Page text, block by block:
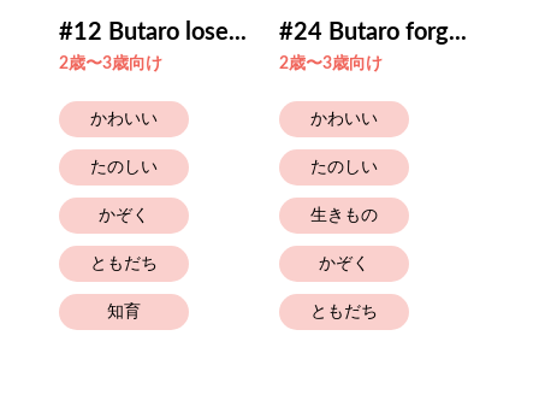
#12 Butaro lose...
2歳〜3歳向け
かわいい
たのしい
かぞく
ともだち
知育
#24 Butaro forg...
2歳〜3歳向け
かわいい
たのしい
生きもの
かぞく
ともだち